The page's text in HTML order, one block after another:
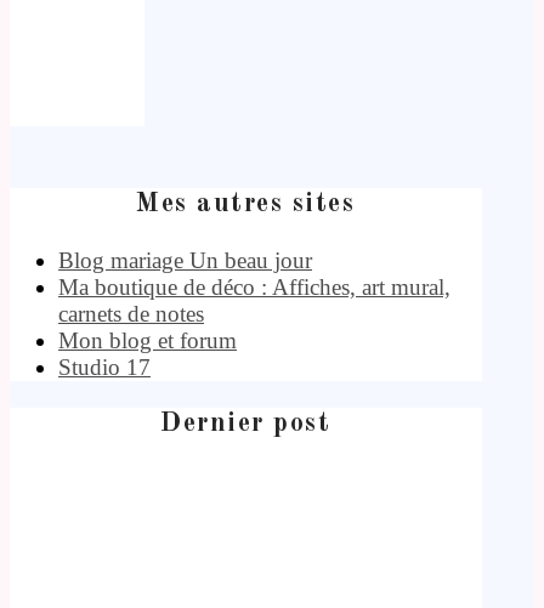
Mes autres sites
Blog mariage Un beau jour
Ma boutique de déco : Affiches, art mural,
carnets de notes
Mon blog et forum
Studio 17
Dernier post